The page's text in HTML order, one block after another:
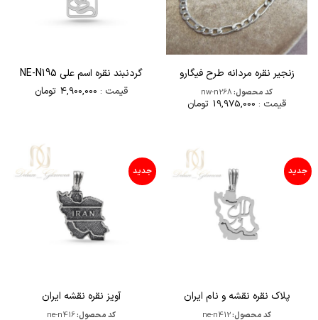
زنجير نقره مردانه طرح فيگارو
کد محصول:nw-n268
قیمت : 19,975,000 تومان
گردنبند نقره اسم علی NE-N195
قیمت : 4,900,000 تومان
جدید
پلاک نقره نقشه و نام ایران
کد محصول:ne-n412
جدید
آویز نقره نقشه ایران
کد محصول:ne-n416